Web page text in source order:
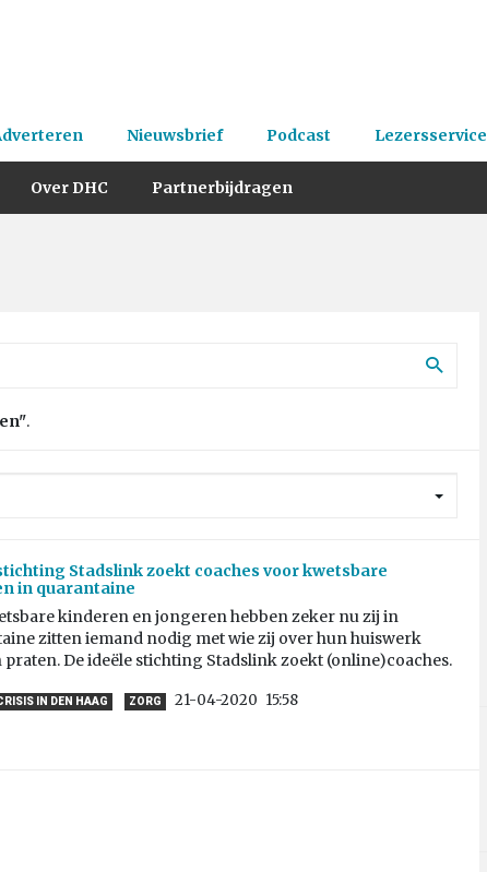
Nieuwsbrief Podcast Lezersservice
Over DHC Partnerbijdragen
.
Stadslink zoekt coaches voor kwetsbare
in quarantaine
kinderen en jongeren hebben zeker nu zij in
zitten iemand nodig met wie zij over hun huiswerk
De ideële stichting Stadslink zoekt (online)coaches.
IN DEN HAAG ZORG 21-04-2020 15:58